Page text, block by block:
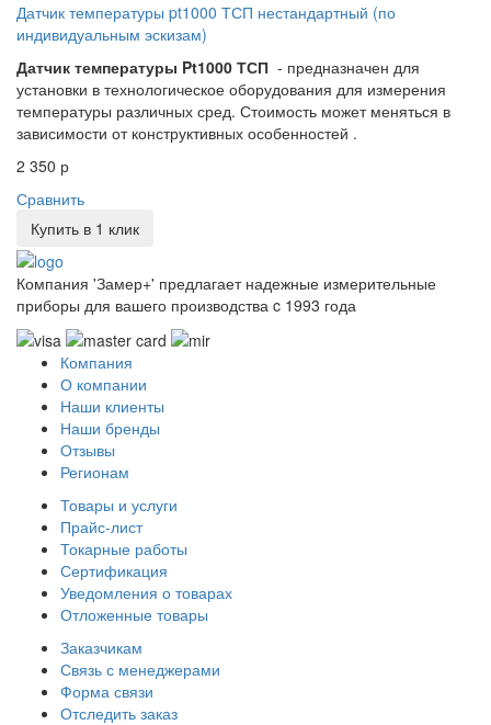
Датчик температуры pt1000 ТСП нестандартный (по
индивидуальным эскизам)
Датчик температуры Pt1000 ТСП - предназначен для
установки в технологическое оборудования для измерения
температуры различных сред. Стоимость может меняться в
зависимости от конструктивных особенностей .
2 350 р
Сравнить
Купить в 1 клик
Компания 'Замер+' предлагает надежные измерительные
приборы для вашего производства c 1993 года
Компания
О компании
Наши клиенты
Наши бренды
Отзывы
Регионам
Товары и услуги
Прайс-лист
Токарные работы
Сертификация
Уведомления о товарах
Отложенные товары
Заказчикам
Связь с менеджерами
Форма связи
Отследить заказ